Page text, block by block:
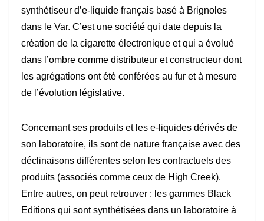
synthétiseur d’e-liquide français basé à Brignoles
dans le Var. C’est une société qui date depuis la
création de la cigarette électronique et qui a évolué
dans l’ombre comme distributeur et constructeur dont
les agrégations ont été conférées au fur et à mesure
de l’évolution législative.
Concernant ses produits et les e-liquides dérivés de
son laboratoire, ils sont de nature française avec des
déclinaisons différentes selon les contractuels des
produits (associés comme ceux de High Creek).
Entre autres, on peut retrouver : les gammes Black
Editions qui sont synthétisées dans un laboratoire à